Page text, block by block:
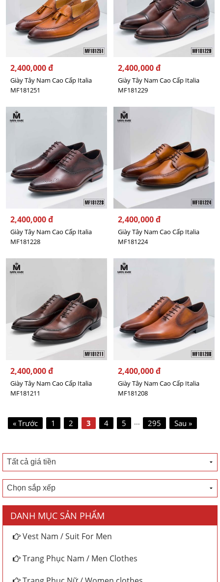
2,400,000 đ
Giày Tây Nam Cao Cấp Italia
MF181251
2,400,000 đ
Giày Tây Nam Cao Cấp Italia
MF181229
2,400,000 đ
Giày Tây Nam Cao Cấp Italia
MF181228
2,400,000 đ
Giày Tây Nam Cao Cấp Italia
MF181224
2,400,000 đ
Giày Tây Nam Cao Cấp Italia
MF181211
2,400,000 đ
Giày Tây Nam Cao Cấp Italia
MF181208
« Trước 1 2 3 4 5 ... 295 Sau »
DANH MỤC SẢN PHẨM
Vest Nam / Suit For Men
Trang Phục Nam / Men Clothes